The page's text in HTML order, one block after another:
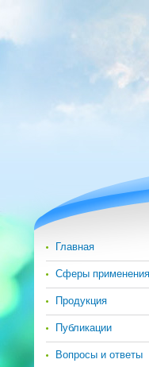
Главная
Сферы применения
Продукция
Публикации
Вопросы и ответы